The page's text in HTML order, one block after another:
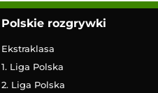
Polskie rozgrywki
Ekstraklasa
1. Liga Polska
2. Liga Polska